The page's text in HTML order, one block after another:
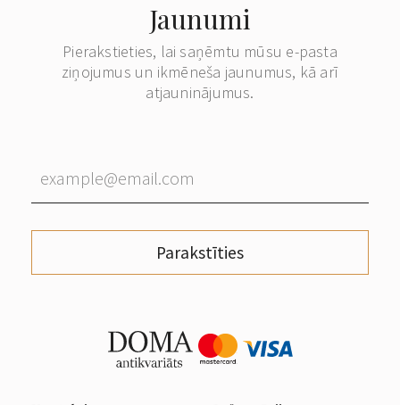
Jaunumi
Pierakstieties, lai saņēmtu mūsu e-pasta
ziņojumus un ikmēneša jaunumus, kā arī
atjauninājumus.
Parakstīties